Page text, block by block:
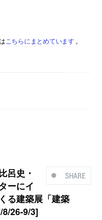
こちらにまとめています 。
SHARE
呂史・
ーにイ
る建築展「建築
26-9/3]